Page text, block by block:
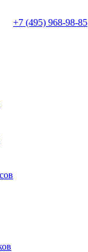
+7 (495) 968-98-85